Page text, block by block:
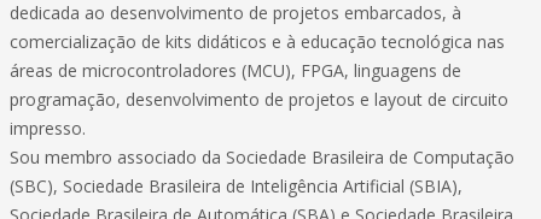
dedicada ao desenvolvimento de projetos embarcados, à
comercialização de kits didáticos e à educação tecnológica nas
áreas de microcontroladores (MCU), FPGA, linguagens de
programação, desenvolvimento de projetos e layout de circuito
impresso.
Sou membro associado da Sociedade Brasileira de Computação
(SBC), Sociedade Brasileira de Inteligência Artificial (SBIA),